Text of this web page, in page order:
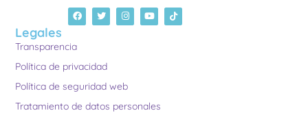
Legales
Transparencia
Política de privacidad
Política de seguridad web
Tratamiento de datos personales